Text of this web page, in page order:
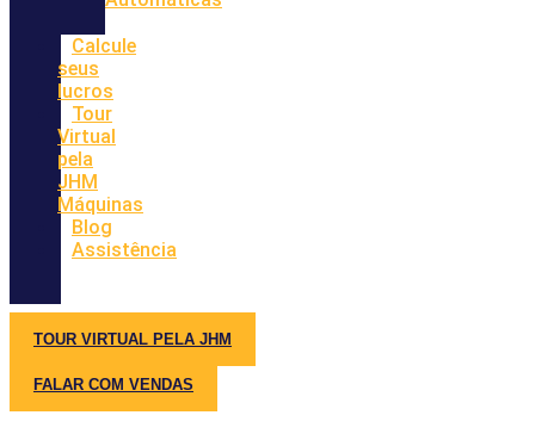
Calcule
seus
lucros
Tour
Virtual
pela
JHM
Máquinas
Blog
Assistência
TOUR VIRTUAL PELA JHM
FALAR COM VENDAS